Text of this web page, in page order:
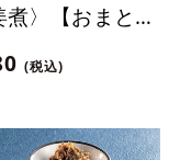
煮〉【おまとめ
(税込)